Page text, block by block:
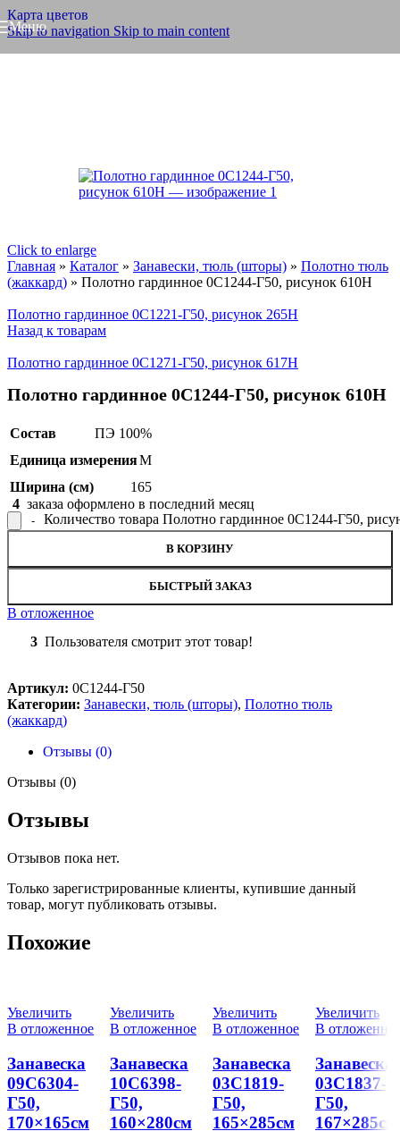
Карта цветов
Skip to navigation Skip to main content
Меню
Click to enlarge
Главная » Каталог » Занавески, тюль (шторы) » Полотно тюль
(жаккард) » Полотно гардинное 0С1244-Г50, рисунок 610Н
Полотно гардинное 0С1221-Г50, рисунок 265Н
Назад к товарам
Полотно гардинное 0С1271-Г50, рисунок 617Н
Полотно гардинное 0С1244-Г50, рисунок 610Н
Состав
ПЭ 100%
Единица измеренияМ
Ширина (см)
165
4 заказа оформлено в последний месяц
Количество товара Полотно гардинное 0С1244-Г50,
В КОРЗИНУ
БЫСТРЫЙ ЗАКАЗ
В отложенное
3 Пользователя смотрит этот товар!
Артикул: 0С1244-Г50
Категории: Занавески, тюль (шторы), Полотно тюль
(жаккард)
Отзывы (0)
Отзывы (0)
Отзывы
Отзывов пока нет.
Только зарегистрированные клиенты, купившие данный
товар, могут публиковать отзывы.
Похожие
Увеличить
В отложенное
Занавеска
09С6304-
Г50,
170×165см
Увеличить
В отложенное
Занавеска
10С6398-
Г50,
160×280см
Увеличить
В отложенное
Занавеска
03С1819-
Г50,
165×285см
Увеличить
В
Занавеска
03С1837-
Г50,
167×285см